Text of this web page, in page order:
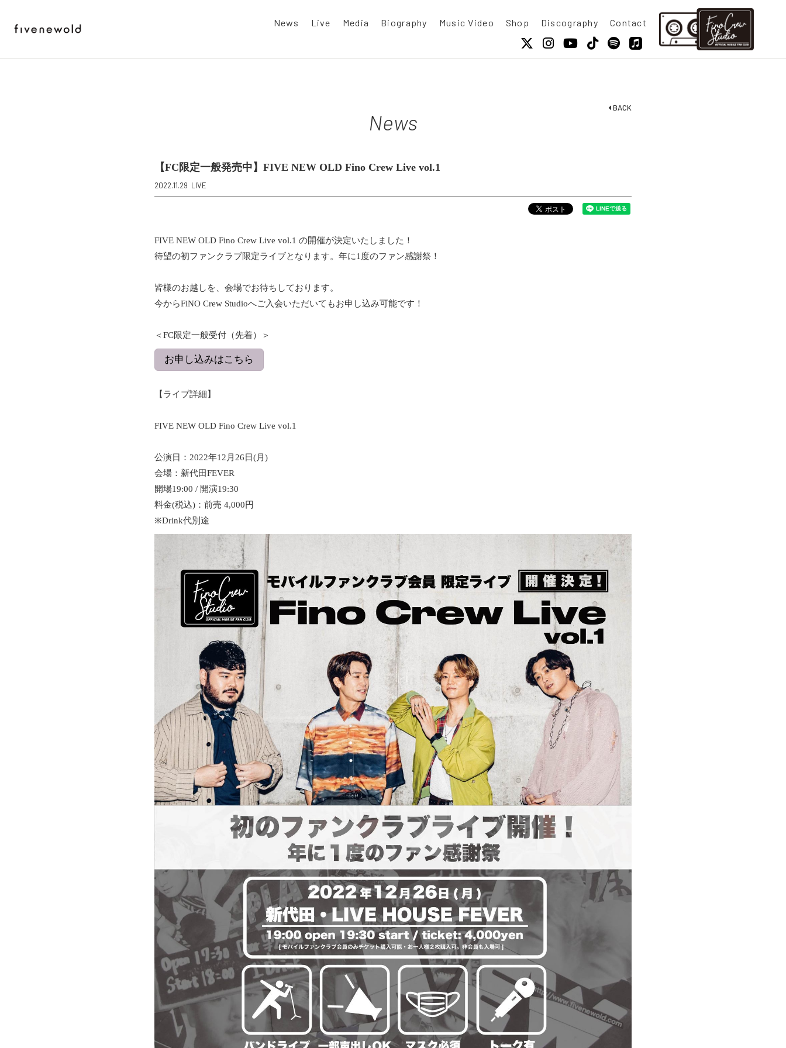
News Live Media Biography Music Video Shop Discography Contact
News
BACK
【FC限定一般発売中】FIVE NEW OLD Fino Crew Live vol.1
2022.11.29 LIVE
FIVE NEW OLD Fino Crew Live vol.1 の開催が決定いたしました！
待望の初ファンクラブ限定ライブとなります。年に1度のファン感謝祭！
皆様のお越しを、会場でお待ちしております。
今からFiNO Crew Studioへご入会いただいてもお申し込み可能です！
＜FC限定一般受付（先着）＞
お申し込みはこちら
【ライブ詳細】
FIVE NEW OLD Fino Crew Live vol.1
公演日：2022年12月26日(月)
会場：新代田FEVER
開場19:00 / 開演19:30
料金(税込)：前売 4,000円
※Drink代別途